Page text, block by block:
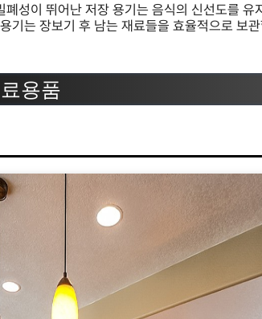
성이 뛰어난 저장 용기는 음식의 신선도를 유
기는 장보기 후 남는 재료들을 효율적으로 보
용품